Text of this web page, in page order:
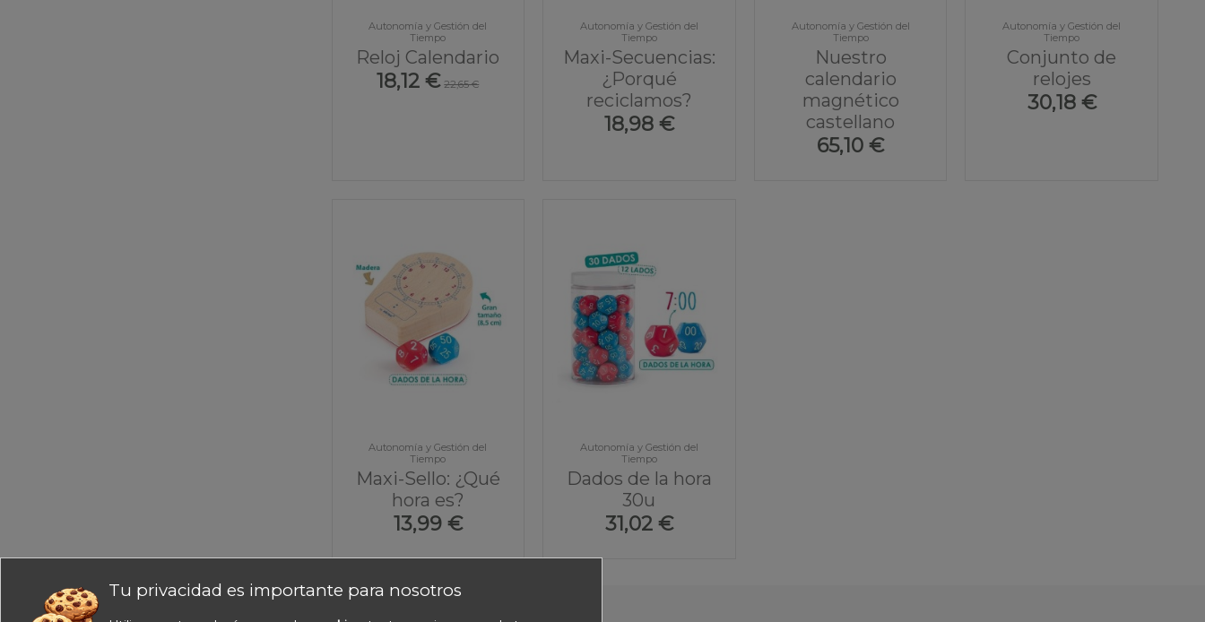
Autonomía y Gestión del
Tiempo
Reloj Calendario
18,12 € 22,65 €
Autonomía y Gestión del
Tiempo
Maxi-Secuencias:
¿Porqué
reciclamos?
18,98 €
Autonomía y Gestión del
Tiempo
Nuestro
calendario
magnético
castellano
65,10 €
Autonomía y Gestión del
Tiempo
Conjunto de
relojes
30,18 €
Autonomía y Gestión del
Tiempo
Maxi-Sello: ¿Qué
hora es?
13,99 €
Autonomía y Gestión del
Tiempo
Dados de la hora
30u
31,02 €
Tu privacidad es importante para nosotros